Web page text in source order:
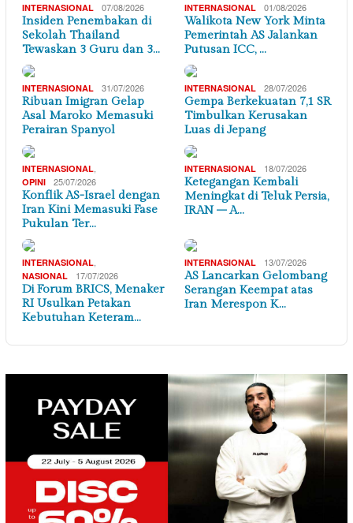
INTERNASIONAL 07/08/2026
Insiden Penembakan di
Sekolah Thailand
Tewaskan 3 Guru dan 3…
INTERNASIONAL 01/08/2026
Walikota New York Minta
Pemerintah AS Jalankan
Putusan ICC, …
INTERNASIONAL 31/07/2026
Ribuan Imigran Gelap
Asal Maroko Memasuki
Perairan Spanyol
INTERNASIONAL 28/07/2026
Gempa Berkekuatan 7,1 SR
Timbulkan Kerusakan
Luas di Jepang
INTERNASIONAL,
OPINI 25/07/2026
Konflik AS-Israel dengan
Iran Kini Memasuki Fase
Pukulan Ter…
INTERNASIONAL 18/07/2026
Ketegangan Kembali
Meningkat di Teluk Persia,
IRAN – A…
INTERNASIONAL,
NASIONAL 17/07/2026
Di Forum BRICS, Menaker
RI Usulkan Petakan
Kebutuhan Keteram…
INTERNASIONAL 13/07/2026
AS Lancarkan Gelombang
Serangan Keempat atas
Iran Merespon K…